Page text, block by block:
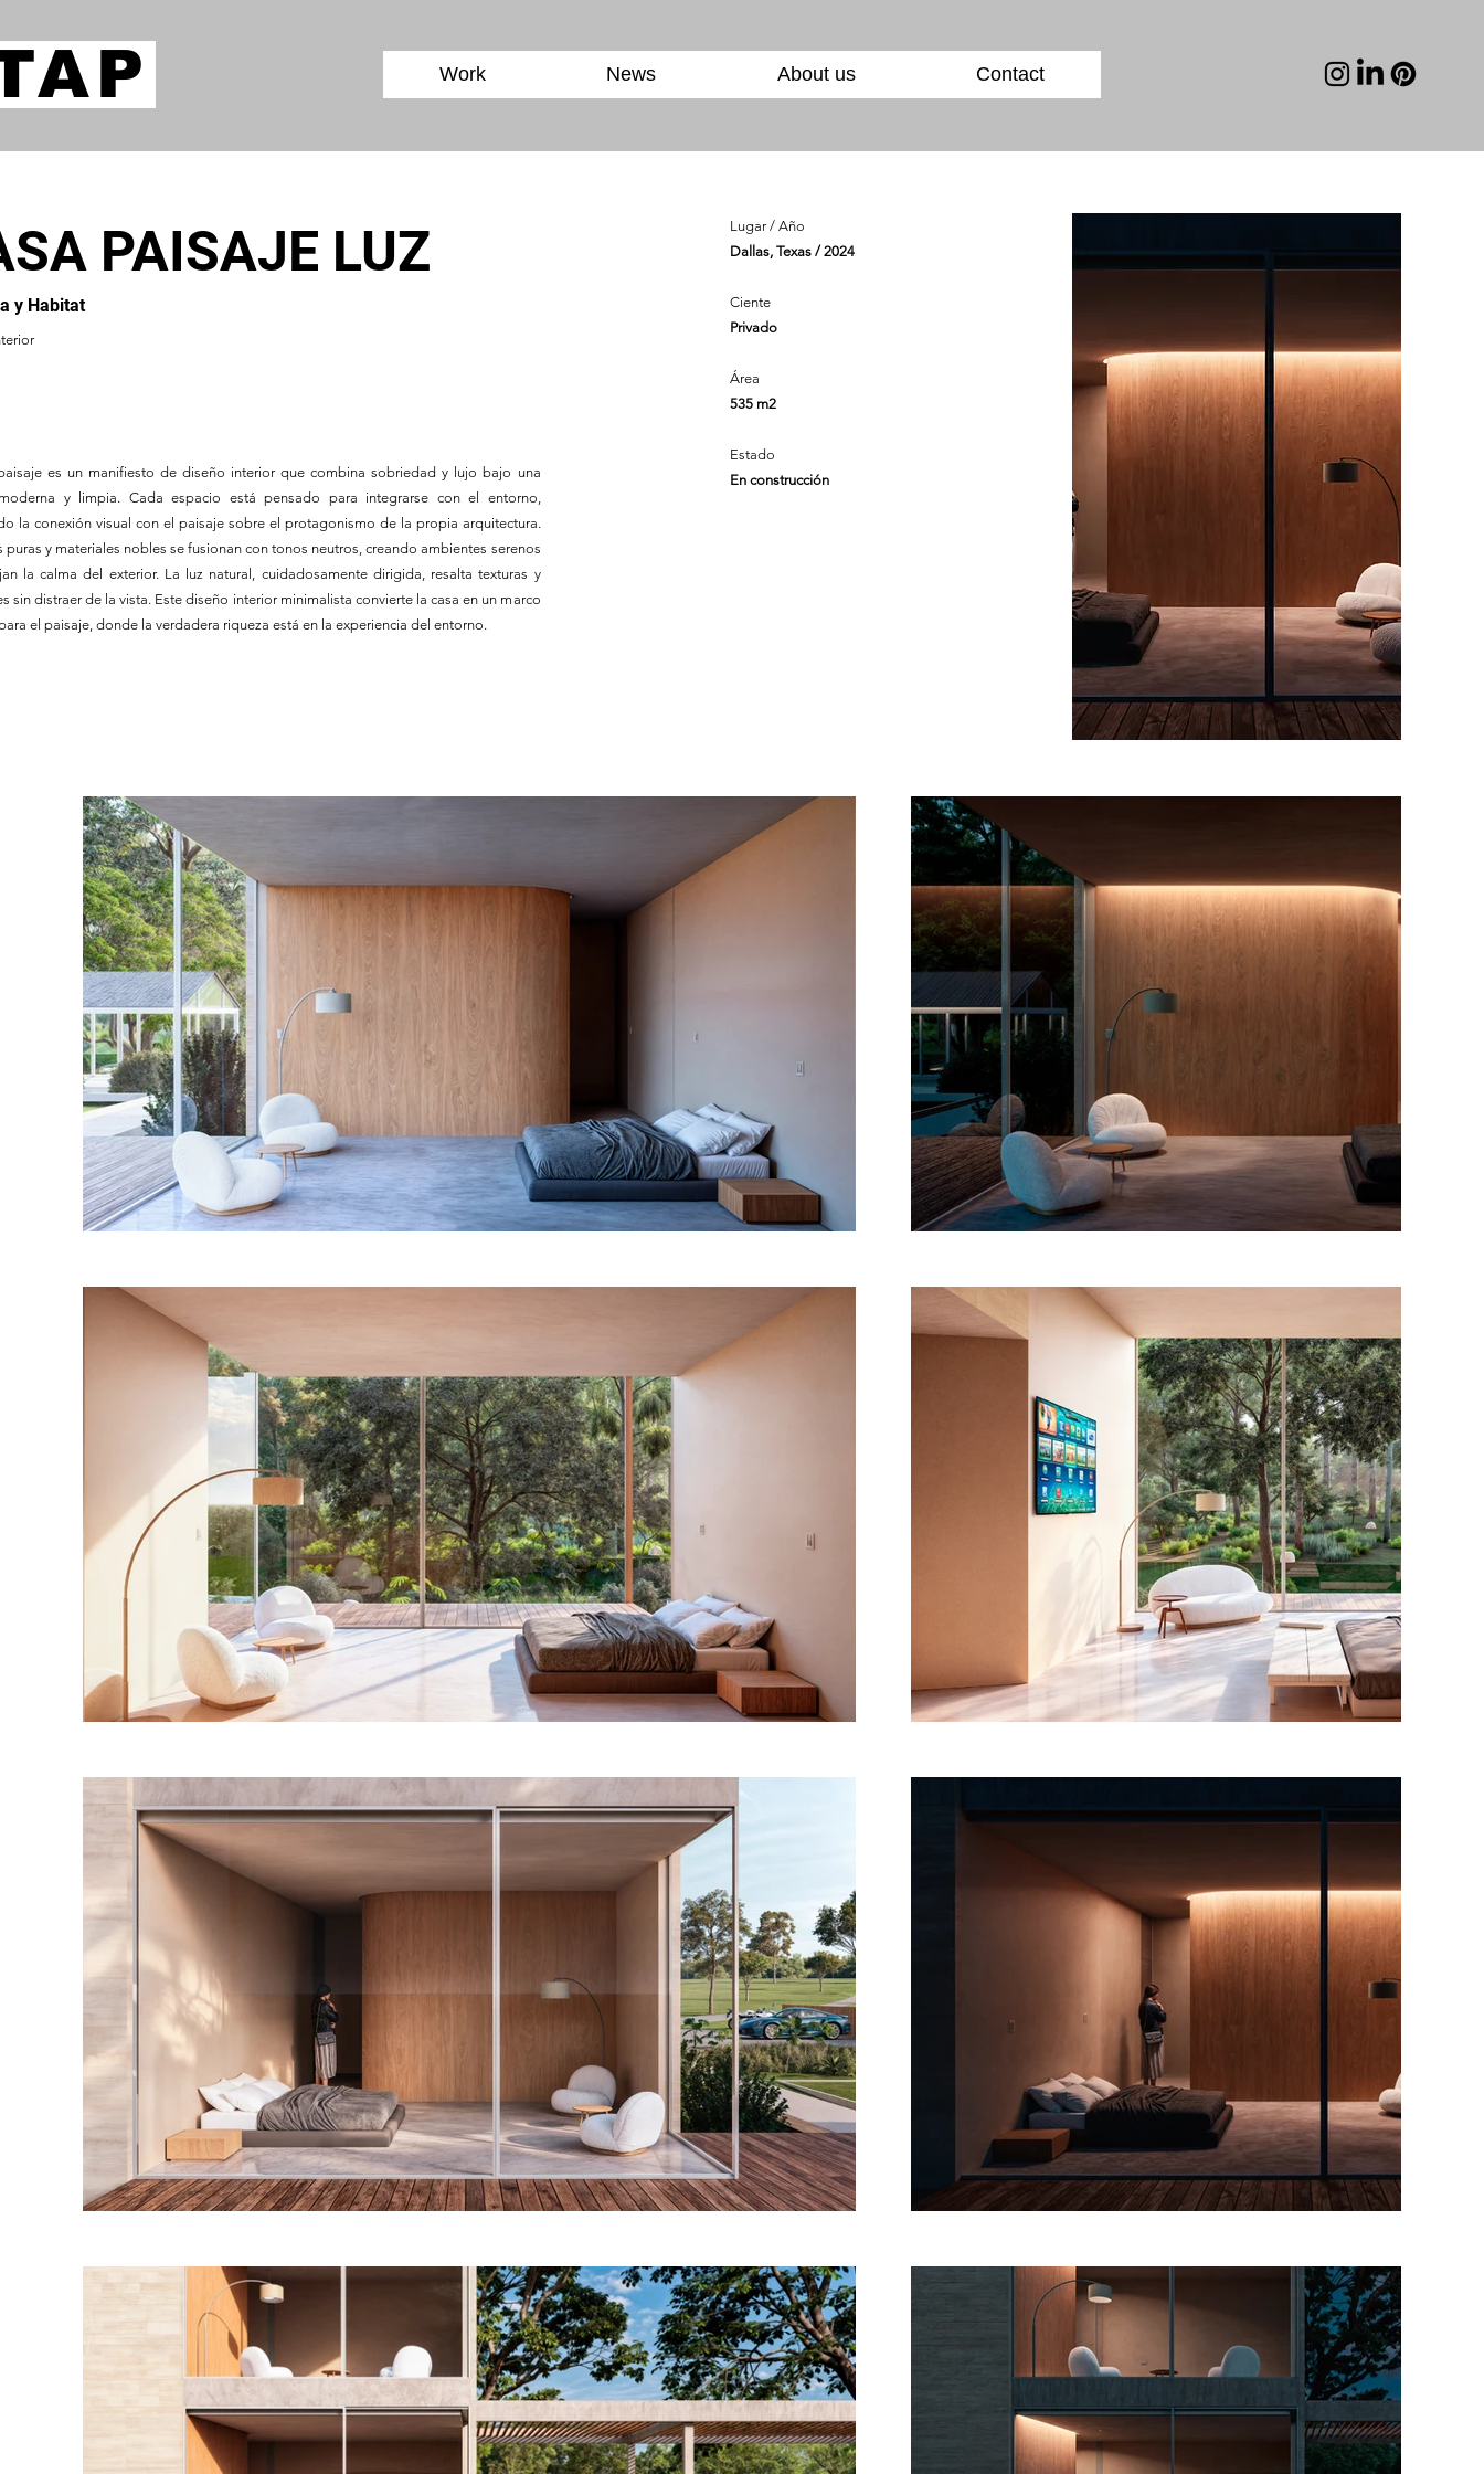
Work News About us Contact
PAISAJE LUZ
y Habitat
es un manifiesto de diseño interior que combina sobriedad y lujo bajo una
y limpia. Cada espacio está pensado para integrarse con el entorno,
la conexión visual con el paisaje sobre el protagonismo de la propia arquitectura.
puras y materiales nobles se fusionan con tonos neutros, creando ambientes serenos
la calma del exterior. La luz natural, cuidadosamente dirigida, resalta texturas y
sin distraer de la vista. Este diseño interior minimalista convierte la casa en un marco
el paisaje, donde la verdadera riqueza está en la experiencia del entorno.
Lugar / Año
Dallas, Texas / 2024
Ciente
Privado
Área
535 m2
Estado
En construcción